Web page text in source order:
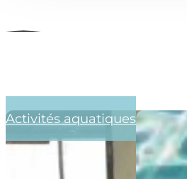
Activités aquatiques